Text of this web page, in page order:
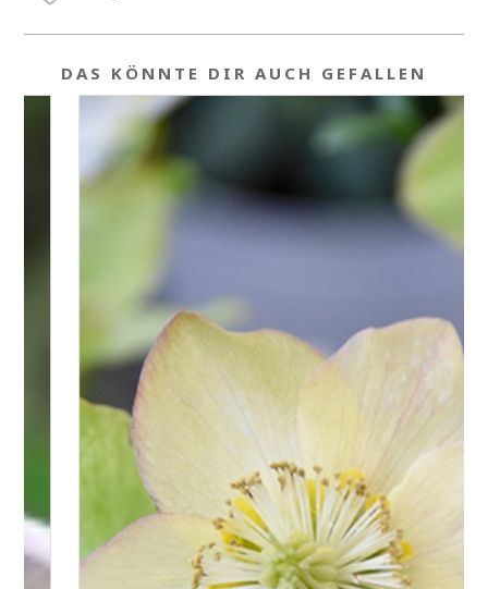
DAS KÖNNTE DIR AUCH GEFALLEN